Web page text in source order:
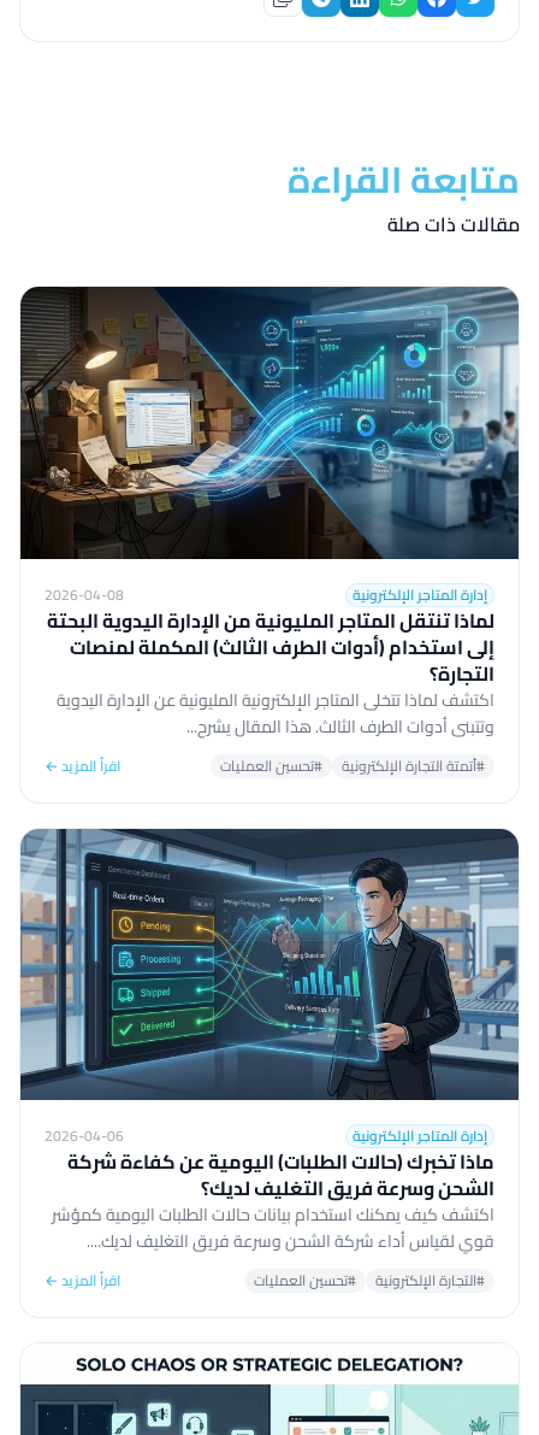
متابعة القراءة
مقالات ذات صلة
إدارة المتاجر الإلكترونية 2026-04-08
لماذا تنتقل المتاجر المليونية من الإدارة اليدوية البحتة
إلى استخدام (أدوات الطرف الثالث) المكملة لمنصات
التجارة؟
اكتشف لماذا تتخلى المتاجر الإلكترونية المليونية عن الإدارة اليدوية
وتتبنى أدوات الطرف الثالث. هذا المقال يشرح...
#أتمتة التجارة الإلكترونية #تحسين العمليات اقرأ المزيد ←
إدارة المتاجر الإلكترونية 2026-04-06
ماذا تخبرك (حالات الطلبات) اليومية عن كفاءة شركة
الشحن وسرعة فريق التغليف لديك؟
اكتشف كيف يمكنك استخدام بيانات حالات الطلبات اليومية كمؤشر
قوي لقياس أداء شركة الشحن وسرعة فريق التغليف لديك....
#التجارة الإلكترونية #تحسين العمليات اقرأ المزيد ←